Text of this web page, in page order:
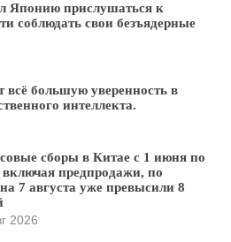
Японию прислушаться к
соблюдать свои безъядерные
всё большую уверенность в
интеллекта.
сборы в Китае с 1 июня по
включая предпродажи, по
7 августа уже превысили 8
2026